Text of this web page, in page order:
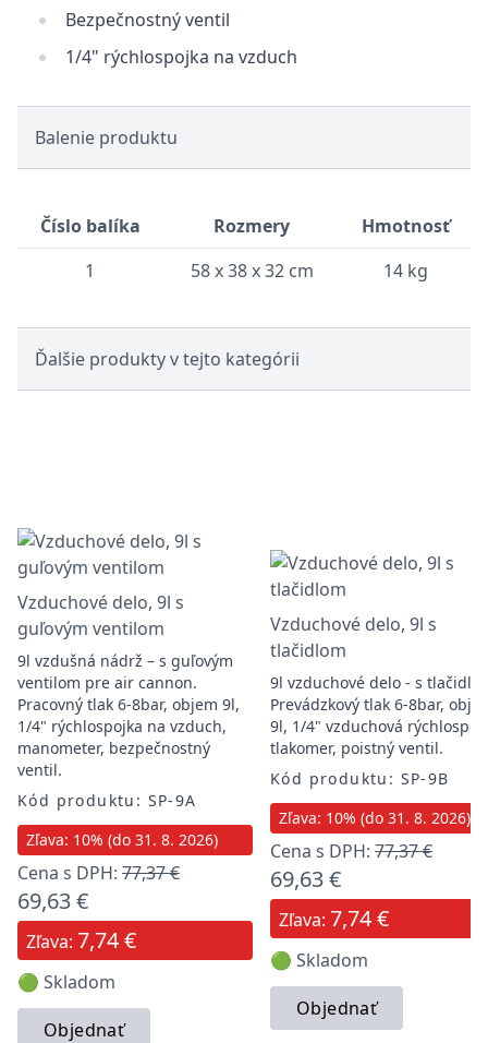
Bezpečnostný ventil
1/4" rýchlospojka na vzduch
Balenie produktu
Číslo balíka Rozmery
Hmotnosť
1
58 x 38 x 32 cm 14 kg
Ďalšie produkty v tejto kategórii
Vzduchové delo, 9l s
guľovým ventilom
9l vzdušná nádrž – s guľovým
ventilom pre air cannon.
Pracovný tlak 6-8bar, objem 9l,
1/4" rýchlospojka na vzduch,
manometer, bezpečnostný
ventil.
Kód produktu: SP-9A
Zľava: 10% (do 31. 8. 2026)
Cena s DPH: 77,37 €
69,63 €
Zľava: 7,74 €
🟢 Skladom
Objednať
Vzduchové delo, 9l s
tlačidlom
9l vzduchové delo - s
Prevádzkový tlak 6-8bar,
9l, 1/4" vzduchová
tlakomer, poistný ventil.
Kód produktu: SP-9B
Zľava: 10% (do 31. 8. 2026)
Cena s DPH: 77,37 €
69,63 €
Zľava: 7,74 €
🟢 Skladom
Objednať